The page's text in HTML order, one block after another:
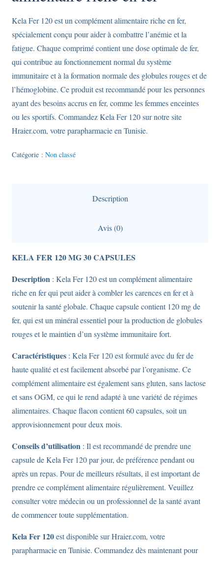
Kela Fer 120 est un complément alimentaire riche en fer,
spécialement conçu pour aider à combattre l’anémie et la
fatigue. Chaque comprimé contient une dose optimale de fer,
qui contribue au fonctionnement normal du système
immunitaire et à la formation normale des globules rouges et de
l’hémoglobine. Ce produit est recommandé pour les personnes
ayant des besoins accrus en fer, comme les femmes enceintes
ou les sportifs. Commandez Kela Fer 120 sur notre site
Hraier.com, votre parapharmacie en Tunisie.
Catégorie : Non classé
Description
Avis (0)
KELA FER 120 MG 30 CAPSULES
Description : Kela Fer 120 est un complément alimentaire
riche en fer qui peut aider à combler les carences en fer et à
soutenir la santé globale. Chaque capsule contient 120 mg de
fer, qui est un minéral essentiel pour la production de globules
rouges et le maintien d’un système immunitaire fort.
Caractéristiques : Kela Fer 120 est formulé avec du fer de
haute qualité et est facilement absorbé par l’organisme. Ce
complément alimentaire est également sans gluten, sans lactose
et sans OGM, ce qui le rend adapté à une variété de régimes
alimentaires. Chaque flacon contient 60 capsules, soit un
approvisionnement pour deux mois.
Conseils d’utilisation : Il est recommandé de prendre une
capsule de Kela Fer 120 par jour, de préférence pendant ou
après un repas. Pour de meilleurs résultats, il est important de
prendre ce complément alimentaire régulièrement. Veuillez
consulter votre médecin ou un professionnel de la santé avant
de commencer toute supplémentation.
Kela Fer 120est disponible sur Hraier.com, votre
parapharmacie en Tunisie. Commandez dès maintenant pour